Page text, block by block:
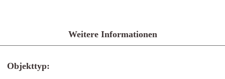
Weitere Informationen
Objekttyp: